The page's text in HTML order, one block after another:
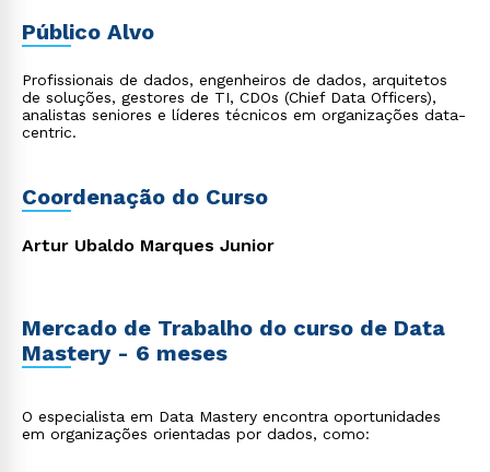
Público Alvo
Profissionais de dados, engenheiros de dados, arquitetos
de soluções, gestores de TI, CDOs (Chief Data Officers),
analistas seniores e líderes técnicos em organizações data-
centric.
Coordenação do Curso
Artur Ubaldo Marques Junior
Mercado de Trabalho do curso de Data
Mastery - 6 meses
O especialista em Data Mastery encontra oportunidades
em organizações orientadas por dados, como: